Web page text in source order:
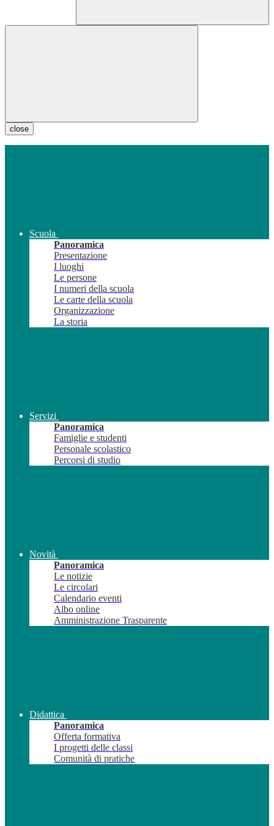
close
Scuola
Panoramica
Presentazione
I luoghi
Le persone
I numeri della scuola
Le carte della scuola
Organizzazione
La storia
Servizi
Panoramica
Famiglie e studenti
Personale scolastico
Percorsi di studio
Novità
Panoramica
Le notizie
Le circolari
Calendario eventi
Albo online
Amministrazione Trasparente
Didattica
Panoramica
Offerta formativa
I progetti delle classi
Comunità di pratiche